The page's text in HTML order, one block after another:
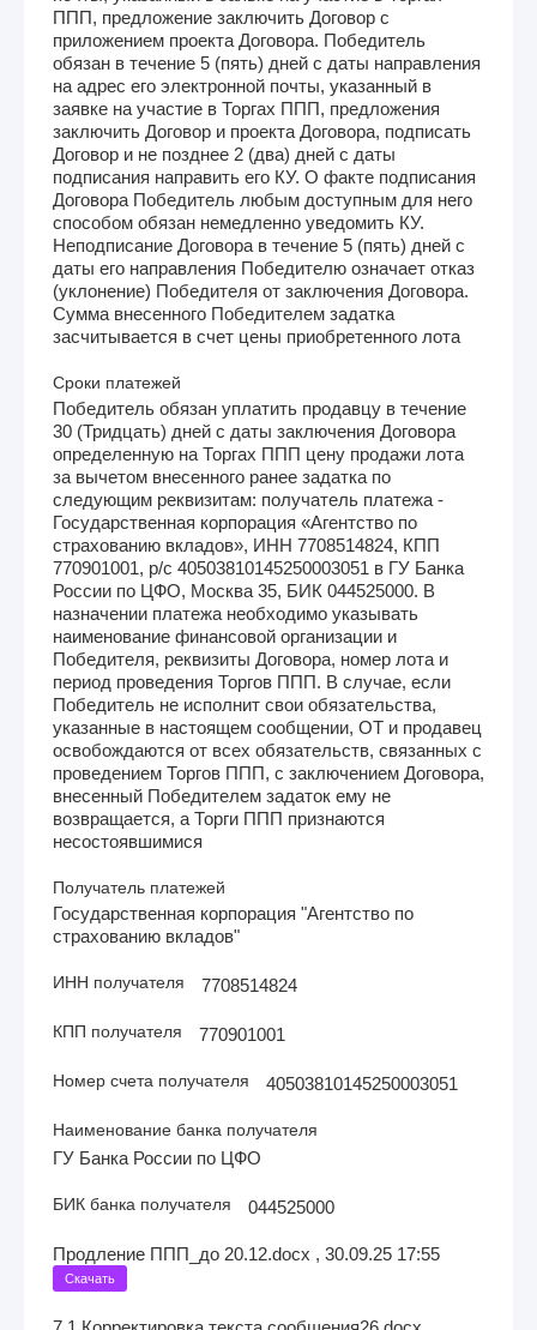
ППП, предложение заключить Договор с
приложением проекта Договора. Победитель
обязан в течение 5 (пять) дней с даты направления
на адрес его электронной почты, указанный в
заявке на участие в Торгах ППП, предложения
заключить Договор и проекта Договора, подписать
Договор и не позднее 2 (два) дней с даты
подписания направить его КУ. О факте подписания
Договора Победитель любым доступным для него
способом обязан немедленно уведомить КУ.
Неподписание Договора в течение 5 (пять) дней с
даты его направления Победителю означает отказ
(уклонение) Победителя от заключения Договора.
Сумма внесенного Победителем задатка
засчитывается в счет цены приобретенного лота
Сроки платежей
Победитель обязан уплатить продавцу в течение
30 (Тридцать) дней с даты заключения Договора
определенную на Торгах ППП цену продажи лота
за вычетом внесенного ранее задатка по
следующим реквизитам: получатель платежа -
Государственная корпорация «Агентство по
страхованию вкладов», ИНН 7708514824, КПП
770901001, р/с 40503810145250003051 в ГУ Банка
России по ЦФО, Москва 35, БИК 044525000. В
назначении платежа необходимо указывать
наименование финансовой организации и
Победителя, реквизиты Договора, номер лота и
период проведения Торгов ППП. В случае, если
Победитель не исполнит свои обязательства,
указанные в настоящем сообщении, ОТ и продавец
освобождаются от всех обязательств, связанных с
проведением Торгов ППП, с заключением Договора,
внесенный Победителем задаток ему не
возвращается, а Торги ППП признаются
несостоявшимися
Получатель платежей
Государственная корпорация "Агентство по
страхованию вкладов"
ИНН получателя 7708514824
КПП получателя 770901001
Номер счета получателя 40503810145250003051
Наименование банка получателя
ГУ Банка России по ЦФО
БИК банка получателя 044525000
Продление ППП_до 20.12.docx , 30.09.25 17:55
Скачать